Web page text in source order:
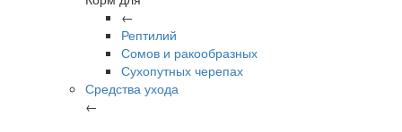
←
Рептилий
Сомов и ракообразных
Сухопутных черепах
Средства ухода
←